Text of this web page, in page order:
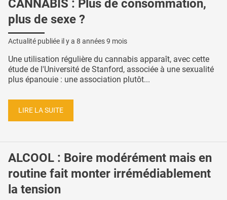
CANNABIS : Plus de consommation,
plus de sexe ?
Actualité publiée il y a 8 années 9 mois
Une utilisation régulière du cannabis apparaît, avec cette
étude de l'Université de Stanford, associée à une sexualité
plus épanouie : une association plutôt...
LIRE LA SUITE
ALCOOL : Boire modérément mais en
routine fait monter irrémédiablement
la tension